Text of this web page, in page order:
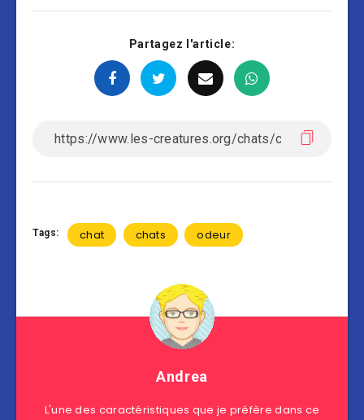
Partagez l'article:
Tags: chat chats odeur
Andrea
L'une des caractéristiques que je préfère dans ce